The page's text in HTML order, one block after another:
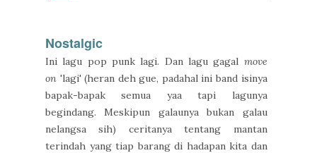
Nostalgic
Ini lagu pop punk lagi. Dan lagu gagal move
on 'lagi' (heran deh gue, padahal ini band isinya
bapak-bapak semua yaa tapi lagunya
begindang. Meskipun galaunya bukan galau
nelangsa sih) ceritanya tentang mantan
terindah yang tiap barang di hadapan kita dan